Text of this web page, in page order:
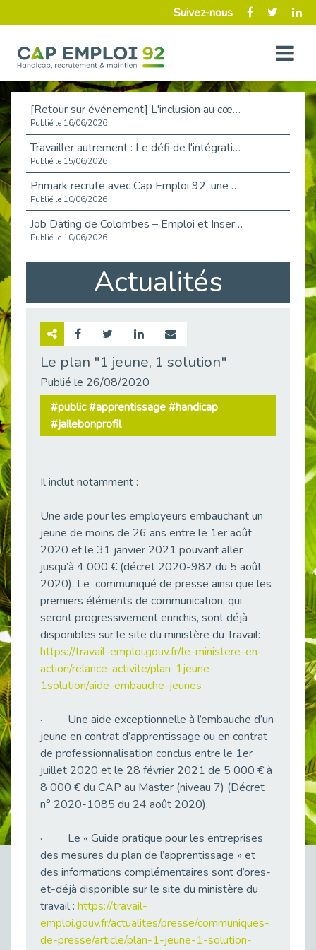
Suivez-nous
[Retour sur événement] L'inclusion au cœur de la Place de l'Emploi à La Défense !
Publié le 16/06/2026
Travailler autrement : Le défi de l'intégration des maladies chroniques en entreprise
Publié le 15/06/2026
Primark recrute avec Cap Emploi 92, une matinée couronnée de succès !
Publié le 10/06/2026
Job Dating de Colombes – Emploi et Insertion
Publié le 10/06/2026
Aborder l'entretien et la situation de handicap en toute confiance
Publié le 09/06/2026
Retour sur l’atelier « Optimiser sa recherche d’emploi »
Publié le 30/05/2026
L’alternance : un levier stratégique pour recruter et inclure durablement
Publié le 18/05/2026
Fibromyalgie : Quand la douleur invisible s’invite au bureau
Publié le 12/05/2026
CAP EMPLOI 92 : L’inclusion portée à son sommet, bien au-delà des quotas
Publié le 12/05/2026
Publié le 04/05/2026
L'alternance : un tremplin vers l'emploi aussi pour les personnes en situation de handicap
Publié le 01/05/2026
Témoignage : Le parcours de Marc, 44 ans
Publié le 30/04/2026
Publié le 29/04/2026
Optimiser son CV lorsqu’on est en situation de handicap
Publié le 29/04/2026
28 avril : Agir ensemble pour une culture de prévention au travail
Publié le 27/04/2026
Mobilisation pour l’alternance et le handicap
Publié le 24/04/2026
Actualités
Le plan "1 jeune, 1 solution"
Publié le 26/08/2020
#public #apprentissage #handicap
#jailebonprofil
Il inclut notamment :
Une aide pour les employeurs embauchant un
jeune de moins de 26 ans entre le 1er août
2020 et le 31 janvier 2021 pouvant aller
jusqu’à 4 000 € (décret 2020-982 du 5 août
2020). Le communiqué de presse ainsi que les
premiers éléments de communication, qui
seront progressivement enrichis, sont déjà
disponibles sur le site du ministère du Travail:
https://travail-emploi.gouv.fr/le-ministere-en-
action/relance-activite/plan-1jeune-
1solution/aide-embauche-jeunes
· Une aide exceptionnelle à l’embauche d’un
jeune en contrat d’apprentissage ou en contrat
de professionnalisation conclus entre le 1er
juillet 2020 et le 28 février 2021 de 5 000 € à
8 000 € du CAP au Master (niveau 7) (Décret
n° 2020-1085 du 24 août 2020).
· Le « Guide pratique pour les entreprises
des mesures du plan de l’apprentissage » et
des informations complémentaires sont d’ores-
et-déjà disponible sur le site du ministère du
travail : https://travail-
emploi.gouv.fr/actualites/presse/communiques-
de-presse/article/plan-1-jeune-1-solution-